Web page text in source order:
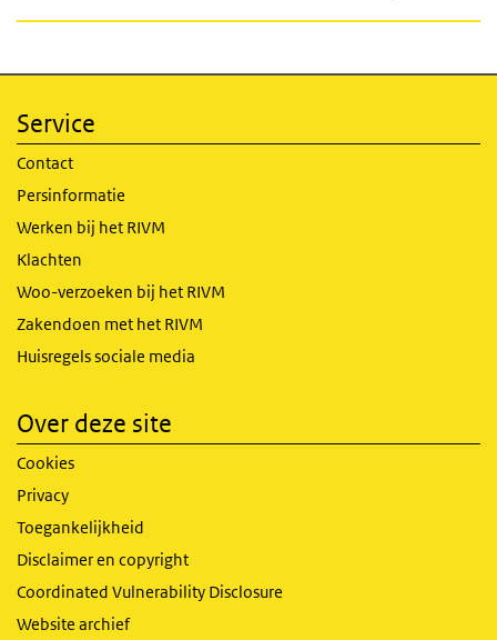
Service
Contact
Persinformatie
Werken bij het RIVM
Klachten
Woo-verzoeken bij het RIVM
Zakendoen met het RIVM
Huisregels sociale media
Over deze site
Cookies
Privacy
Toegankelijkheid
Disclaimer en copyright
Coordinated Vulnerability Disclosure
Website archief